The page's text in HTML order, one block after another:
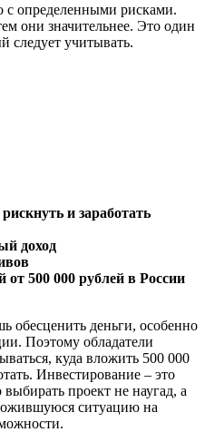
с определенными рисками.
они значительнее. Это один
следует учитывать.
и заработать
доход
от 500 000 рублей в России
обесценить деньги, особенно
Поэтому обладатели
куда вложить 500 000
Инвестирование – это
проект не наугад, а
ситуацию на